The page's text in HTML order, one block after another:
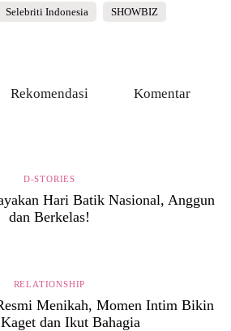
Selebriti Indonesia SHOWBIZ
Rekomendasi Komentar
D-STORIES
Hari Batik Nasional, Anggun
dan Berkelas!
RELATIONSHIP
Menikah, Momen Intim Bikin
dan Ikut Bahagia